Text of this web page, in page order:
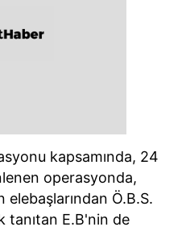
kapsamında, 24
operasyonda,
Ö.B.S.
tanıtan E.B'nin de